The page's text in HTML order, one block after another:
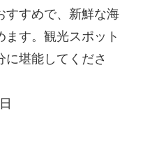
すすめで、新鮮な海
ます。観光スポット
堪能してくださ